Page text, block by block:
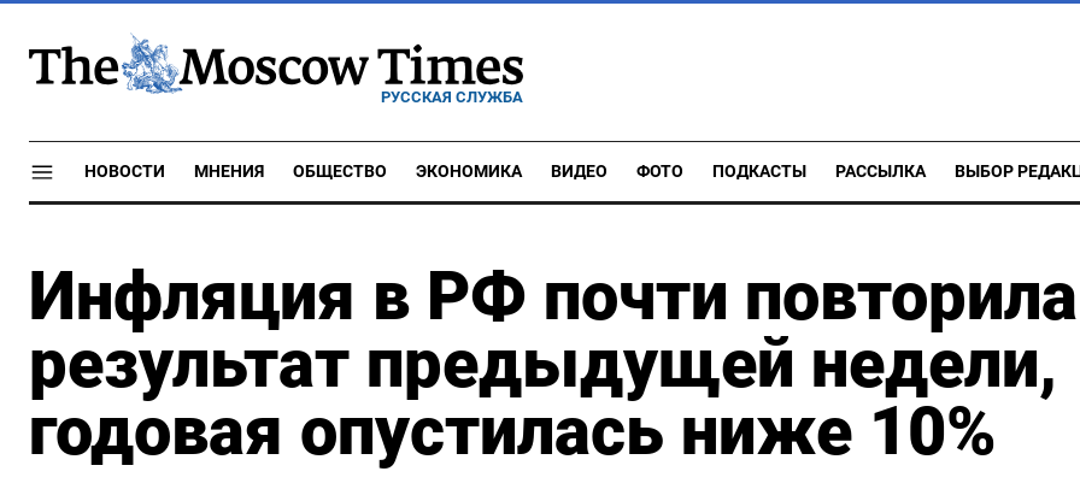
РУССКАЯ СЛУЖБА
НОВОСТИ МНЕНИЯ ОБЩЕСТВО ЭКОНОМИКА ВИДЕО ФОТО ПОДКАСТЫ РАССЫЛКА ВЫБОР
Инфляция в РФ почти повторила
результат предыдущей недели,
годовая опустилась ниже 10%